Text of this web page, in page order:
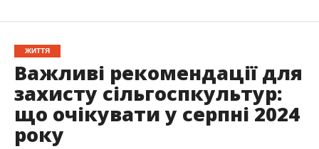
ЖИТТЯ
Важливі рекомендації для
захисту сільгоспкультур:
що очікувати у серпні 2024
року